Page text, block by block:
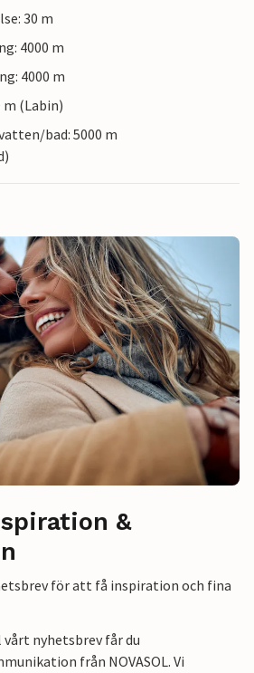
30 m
4000 m
4000 m
m (Labin)
bad: 5000 m
&
för att få inspiration och fina
nyhetsbrev får du
från NOVASOL. Vi